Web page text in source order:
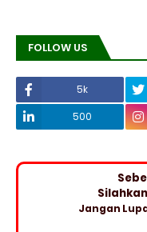
FOLLOW US
5k
500
Jangan